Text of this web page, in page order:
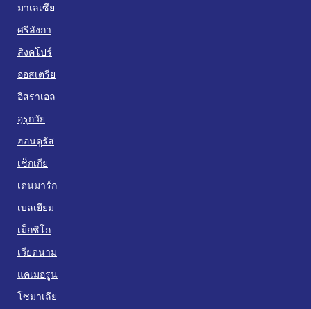
มาเลเซีย
ศรีลังกา
สิงคโปร์
ออสเตรีย
อิสราเอล
อุรุกวัย
ฮอนดูรัส
เช็กเกีย
เดนมาร์ก
เบลเยียม
เม็กซิโก
เวียดนาม
แคเมอรูน
โซมาเลีย